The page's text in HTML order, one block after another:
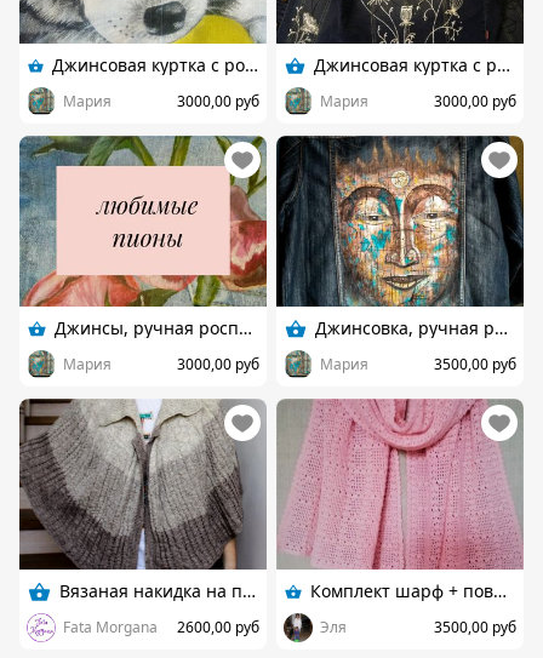
Джинсовая куртка с росписью "Хаски"
Мария 3000,00 руб
Джинсовая куртка с росписью
Мария 3000,00 руб
Джинсы, ручная роспись "Пионы"
Мария 3000,00 руб
Джинсовка, ручная роспись
Мария 3500,00 руб
Вязаная накидка на плечи
Fata Morgana 2600,00 руб
Комплект шарф + повязка на голову.
Эля 3500,00 руб